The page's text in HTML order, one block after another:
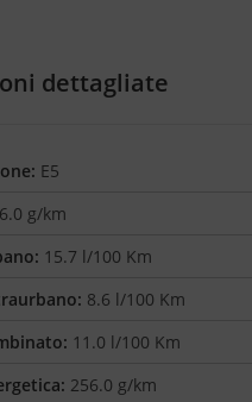
dettagliate
E5
g/km
15.7 l/100 Km
8.6 l/100 Km
11.0 l/100 Km
256.0 g/km